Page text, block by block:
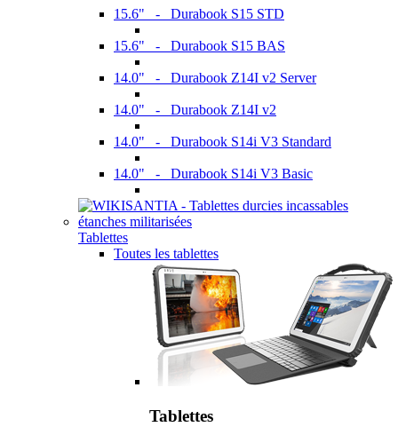
15.6" - Durabook S15 STD
15.6" - Durabook S15 BAS
14.0" - Durabook Z14I v2 Server
14.0" - Durabook Z14I v2
14.0" - Durabook S14i V3 Standard
14.0" - Durabook S14i V3 Basic
Tablettes
Toutes les tablettes
Tablettes